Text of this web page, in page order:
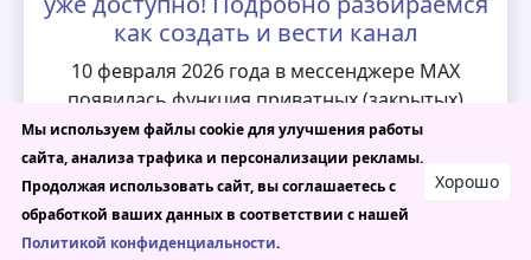
как создать и вести канал
10 февраля 2026 года в мессенджере MAX
появилась функция приватных (закрытых)
каналов, и она доступна всем пользователям
MAX из России и Беларуси, если приложение
обновлено до последней версии. Мы составили
для вас полноценный гайд, который поможет
вам создать канал в MAX и вести его правильно.
Мы используем файлы cookie для улучшения работы
сайта, анализа трафика и персонализации рекламы.
Продолжая использовать сайт, вы соглашаетесь с
обработкой ваших данных в соответствии с нашей
Политикой конфиденциальности.
Хорошо